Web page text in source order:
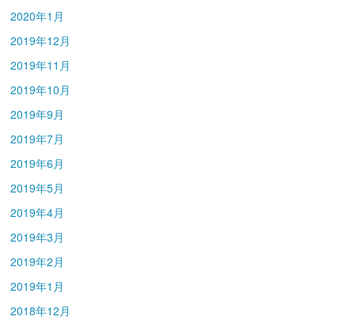
2020年1月
2019年12月
2019年11月
2019年10月
2019年9月
2019年7月
2019年6月
2019年5月
2019年4月
2019年3月
2019年2月
2019年1月
2018年12月